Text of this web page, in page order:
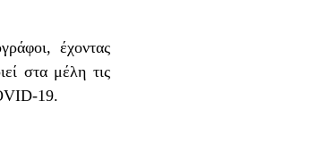
έχοντας
στα μέλη τις
19.